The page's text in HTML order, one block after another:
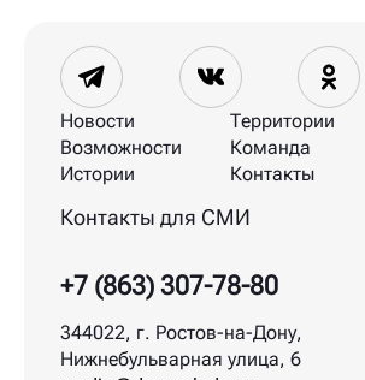
Контакты для СМИ
+7 (863) 307-78-80
344022, г. Ростов-на-Дону,
Нижнебульварная улица, 6
Новости
Возможности
Истории
Территории
Команда
Контакты